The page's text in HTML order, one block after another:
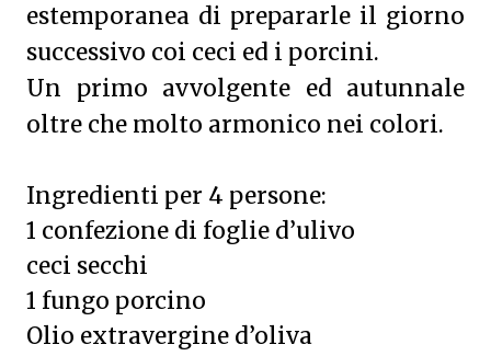
estemporanea di prepararle il giorno
successivo coi ceci ed i porcini.
Un primo avvolgente ed autunnale
oltre che molto armonico nei colori.
Ingredienti per 4 persone:
1 confezione di foglie d’ulivo
ceci secchi
1 fungo porcino
Olio extravergine d’oliva